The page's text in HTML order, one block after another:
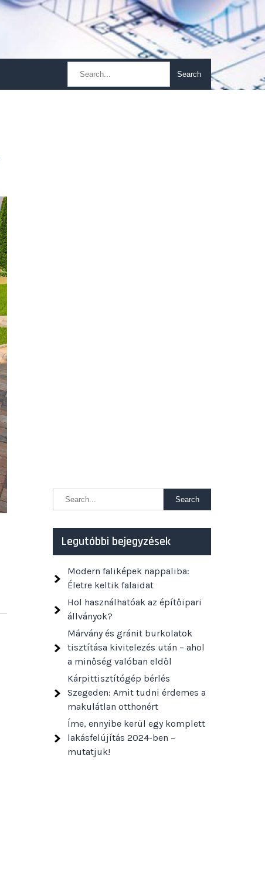
Legutóbbi bejegyzések
Modern faliképek nappaliba:
Életre keltik falaidat
Hol használhatóak az építőipari
állványok?
Márvány és gránit burkolatok
tisztítása kivitelezés után – ahol
a minőség valóban eldől
Kárpittisztítógép bérlés
Szegeden: Amit tudni érdemes a
makulátlan otthonért
Íme, ennyibe kerül egy komplett
lakásfelújítás 2024-ben –
mutatjuk!